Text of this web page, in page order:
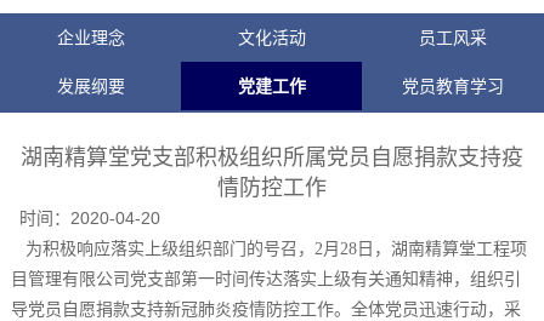
企业理念 文化活动 员工风采
发展纲要 党建工作 党员教育学习
湖南精算堂党支部积极组织所属党员自愿捐款支持疫
情防控工作
时间： 2020-04-20
为积极响应落实上级组织部门的号召 ， 2 月 28日， 湖南精算堂工程项
目管理有限公司 党支部第一时间传达落实上级有关通知精神，组织引
导党员自愿捐款支持新冠肺炎疫情防控工作。全体党员迅速行动，采